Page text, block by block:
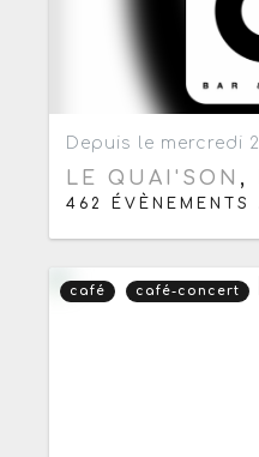
Depuis le mercredi
LE QUAI'SON ,
462 ÉVÈNEMENTS
café café-concert